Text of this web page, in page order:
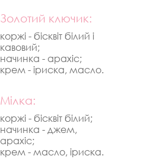
Золотий ключик:
коржі - бісквіт білий і
кавовий;
начинка - арахіс;
крем - іриска, масло.
Мілка:
коржі - бісквіт білий;
начинка - джем,
арахіс;
крем - масло, іриска.